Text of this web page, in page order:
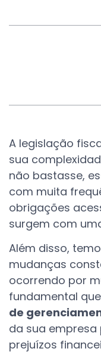
A legislação
sua
não bastasse,
com muita
obrigações
surgem com
Além disso,
mudanças
ocorrendo por
fundamental
de
da sua
prejuízos